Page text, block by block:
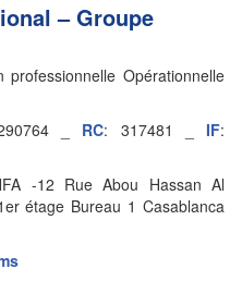
– Groupe
Opérationnelle
_ RC: 317481 _ IF:
-12 Rue Abou Hassan Al
étage Bureau 1 Casablanca